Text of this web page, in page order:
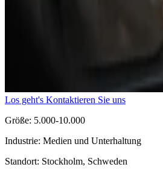
Los geht's Kontaktieren Sie uns
Größe: 5.000-10.000
Industrie: Medien und Unterhaltung
Standort: Stockholm, Schweden